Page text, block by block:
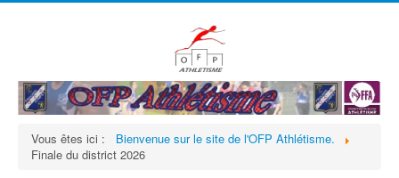
Vous êtes ici :
Bienvenue sur le site de l'OFP Athlétisme.
Finale du district 2026